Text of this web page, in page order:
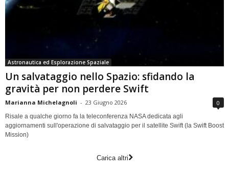
Astronautica ed Esplorazione Spaziale
Un salvataggio nello Spazio: sfidando la
gravità per non perdere Swift
Marianna Michelagnoli - 23 Giugno 2026 0
Risale a qualche giorno fa la teleconferenza NASA dedicata agli
aggiornamenti sull'operazione di salvataggio per il satellite Swift (la Swift Boost
Mission)
Carica altri